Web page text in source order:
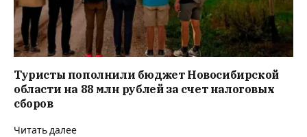
Туристы пополнили бюджет Новосибирской
области на 88 млн рублей за счет налоговых
сборов
Читать далее